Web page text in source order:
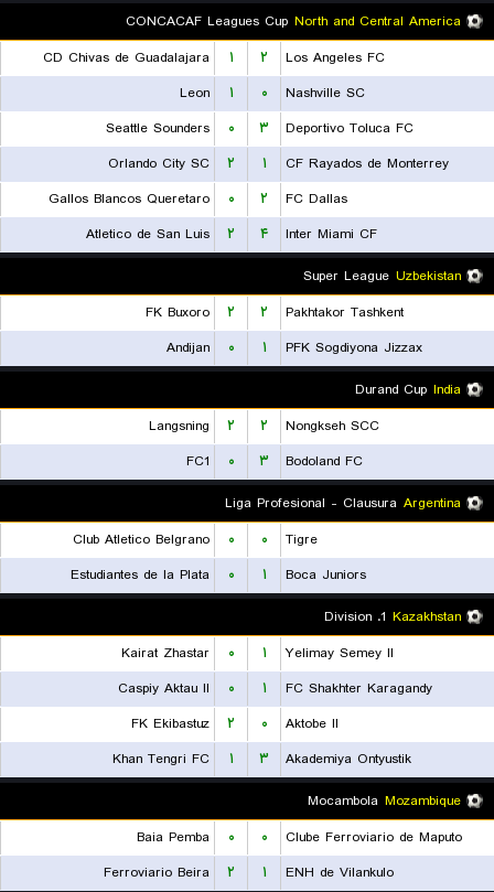
North and Central America
CONCACAF Leagues Cup
Los Angeles FC
۲ ۱
CD Chivas de Guadalajara
Nashville SC
۰ ۱
Leon
Deportivo Toluca FC
۳ ۰
Seattle Sounders
CF Rayados de Monterrey
۱ ۲
Orlando City SC
FC Dallas
۲ ۰
Gallos Blancos Queretaro
Inter Miami CF
۴ ۲
Atletico de San Luis
Uzbekistan
Super League
Pakhtakor Tashkent
۲ ۲
FK Buxoro
PFK Sogdiyona Jizzax
۱ ۰
Andijan
India
Durand Cup
Nongkseh SCC
۲ ۲
Langsning
Bodoland FC
۳ ۰
FC1
Argentina
Liga Profesional - Clausura
Tigre
۰ ۰
Club Atletico Belgrano
Boca Juniors
۱ ۰
Estudiantes de la Plata
Kazakhstan
1. Division
Yelimay Semey II
۱ ۰
Kairat Zhastar
FC Shakhter Karagandy
۱ ۰
Caspiy Aktau II
Aktobe II
۰ ۲
FK Ekibastuz
Akademiya Ontyustik
۳ ۱
Khan Tengri FC
Mozambique
Mocambola
Clube Ferroviario de Maputo
۰ ۰
Baia Pemba
ENH de Vilankulo
۱ ۲ Ferroviario Beira